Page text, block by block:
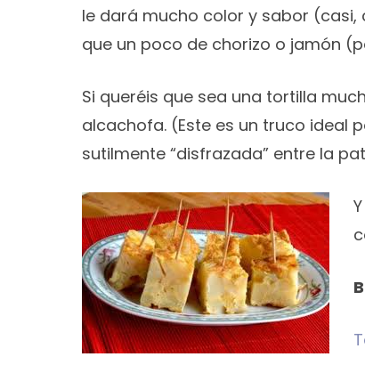
le dará mucho color y sabor
que un poco de chorizo o jamón
Si queréis que sea una tortilla
alcachofa. (Este es un truco ideal
sutilmente “disfrazada” entre la